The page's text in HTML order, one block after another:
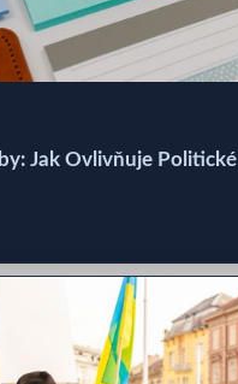
Jak Ovlivňuje Politické